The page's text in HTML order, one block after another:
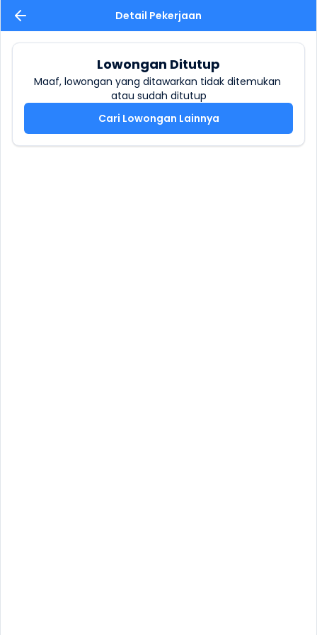
Detail Pekerjaan
Lowongan Ditutup
Maaf, lowongan yang ditawarkan tidak ditemukan
atau sudah ditutup
Cari Lowongan Lainnya